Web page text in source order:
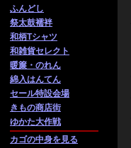
ふんどし
祭太鼓襦袢
和柄Tシャツ
和雑貨セレクト
暖簾・のれん
綿入はんてん
セール特設会場
きもの商店街
ゆかた大作戦
カゴの中身を見る